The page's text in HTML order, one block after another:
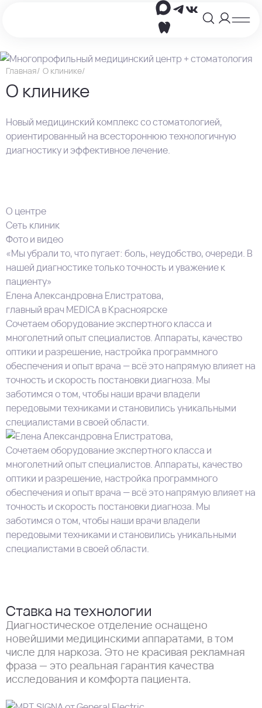
Главная О клинике
О клинике
Новый медицинский комплекс со стоматологией,
ориентированный на всестороннюю технологичную
диагностику и эффективное лечение.
О центре
Сеть клиник
Фото и видео
«Мы убрали то, что пугает: боль, неудобство, очереди. В
нашей диагностике только точность и уважение к
пациенту»
Елена Александровна Елистратова,
главный врач MEDICA в Красноярске
Сочетаем оборудование экспертного класса и
многолетний опыт специалистов. Аппараты, качество
оптики и разрешение, настройка программного
обеспечения и опыт врача — всё это напрямую влияет на
точность и скорость постановки диагноза. Мы
заботимся о том, чтобы наши врачи владели
передовыми техниками и становились уникальными
специалистами в своей области.
Сочетаем оборудование экспертного класса и
многолетний опыт специалистов. Аппараты, качество
оптики и разрешение, настройка программного
обеспечения и опыт врача — всё это напрямую влияет на
точность и скорость постановки диагноза. Мы
заботимся о том, чтобы наши врачи владели
передовыми техниками и становились уникальными
специалистами в своей области.
Диагностическое отделение оснащено
новейшими медицинскими аппаратами, в том
числе для наркоза. Это не красивая рекламная
фраза — это реальная гарантия качества
исследования и комфорта пациента.
Ставка на технологии